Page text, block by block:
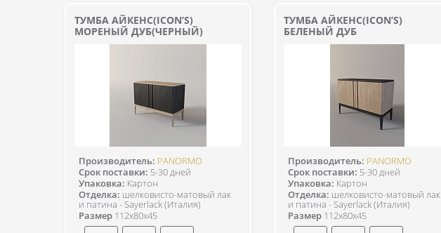
ТУМБА АЙКЕНС(ICON’S)
МОРЕНЫЙ ДУБ(ЧЕРНЫЙ)
Производитель: PANORMO
Срок поставки: 5-30 дней
Упаковка: Картон
Отделка: шелковисто-матовый лак
и патина - Sayerlack (Италия)
Размер 112x80x45
ТУМБА АЙКЕНС(ICON’S)
БЕЛЕНЫЙ ДУБ
Производитель: PANORMO
Срок поставки: 5-30 дней
Упаковка: Картон
Отделка: шелковисто-матовый лак
и патина - Sayerlack (Италия)
Размер 112x80x45